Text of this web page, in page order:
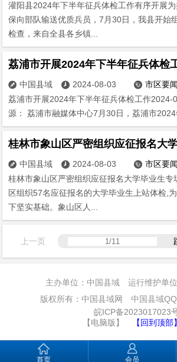
灌阳县2024年下半年征兵体检工作有序开展
保向部队输送优质兵员，7月30日，我县开始
检查，来自全县各乡镇...
荔浦市开展2024年下半年征兵体检
 中国县域  2024-08-03  市区要闻
荔浦市开展2024年下半年征兵体检工作2024-
源： 荔浦市融媒体中心7月30日，荔浦市2024
桂林市象山区严密组织应征报名大
 中国县域  2024-08-03  市区要闻
桂林市象山区严密组织应征报名大学毕业生专
区组织57名应征报名的大学毕业生上站体检,
下坚实基础。象山区人...
上一页
主办单位：中国县域 运行维护单
版权所有：中国县域网 中国县域
皖ICP备2023017023
【电脑版】
【回到顶部】
首页 会员